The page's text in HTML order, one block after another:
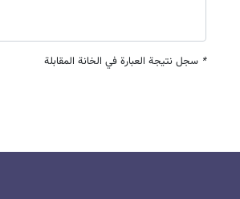
* سجل نتيجة العبارة في الخانة المقابلة